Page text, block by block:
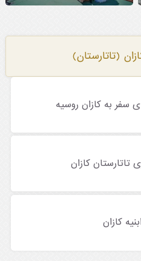
(تاتارستان)
سفر به کازان روسیه
تاتارستان کازان
کازان